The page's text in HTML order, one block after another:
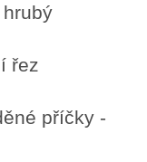
řez
příčky -